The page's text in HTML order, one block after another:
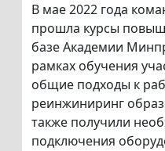
В мае 2022 года
прошла курсы
базе Академии
рамках обучения
общие подходы к
реинжиниринг
также получили
подключения